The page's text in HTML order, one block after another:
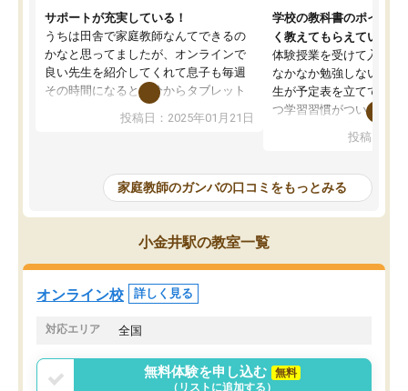
サポートが充実している！
うちは田舎で家庭教師なんてできるの
かなと思ってましたが、オンラインで
良い先生を紹介してくれて息子も毎週
その時間になると自分からタブレット
を開いてzoomを繋げるようになりまし
た！5科目なんでもOKなのもとても気
めて1年ほどだった今では平均点以上の
科目が増えてきました！あと1年受験ま
であるので無料の週末教室を使用しな
がら頑張って欲しいと思います！
投稿日：2025年01月21日
学校の教科書のポイント
く教えてもらえている
体験授業を受けて入塾し
なかなか勉強しない息子
生が予定表を立ててくれ
つ学習習慣がついてきま
指導が無い日も予定表
問できるのでとても助か
投稿日：
家庭教師のガンバの口コミをもっとみる
小金井駅の教室一覧
オンライン校 詳しく見る
対応エリア 全国
無料体験を申し込む
無料
（リストに追加する）